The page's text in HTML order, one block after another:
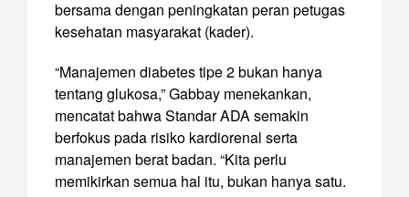
bersama dengan peningkatan peran petugas
kesehatan masyarakat (kader).
“Manajemen diabetes tipe 2 bukan hanya
tentang glukosa,” Gabbay menekankan,
mencatat bahwa Standar ADA semakin
berfokus pada risiko kardiorenal serta
manajemen berat badan. “Kita perlu
memikirkan semua hal itu, bukan hanya satu.